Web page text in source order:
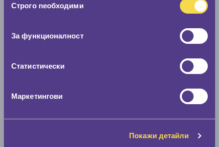
наСтрого nеобходими
За функционалност
Статистически
Маркетингови
Покажи детайли